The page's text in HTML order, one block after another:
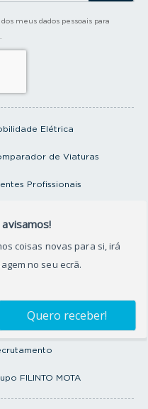
Elétrica
de Viaturas
Profissionais
Protector
e Notícias
FILINTO MOTA
meus dados pessoais para